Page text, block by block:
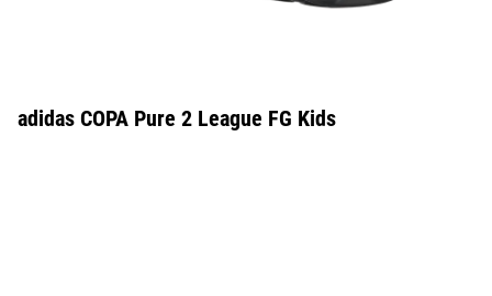
adidas COPA Pure 2 League FG Kids